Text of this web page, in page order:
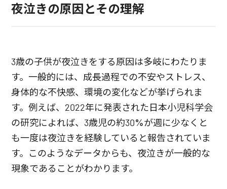
夜泣きの原因とその理解
3歳の子供が夜泣きをする原因は多岐にわたりま
す。一般的には、成長過程での不安やストレス、
身体的な不快感、環境の変化などが挙げられま
す。例えば、2022年に発表された日本小児科学会
の研究によれば、3歳児の約30%が週に少なくと
も一度は夜泣きを経験していると報告されていま
す。このようなデータからも、夜泣きが一般的な
現象であることがわかります。